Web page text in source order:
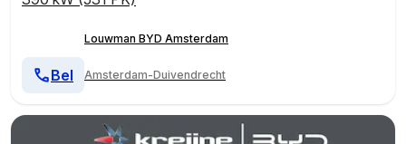
Louwman BYD Amsterdam
Amsterdam-Duivendrecht
Bel